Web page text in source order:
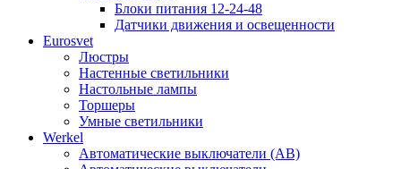
Блоки питания 12-24-48
Датчики движения и освещенности
Eurosvet
Люстры
Настенные светильники
Настольные лампы
Торшеры
Умные светильники
Werkel
Автоматические выключатели (АВ)